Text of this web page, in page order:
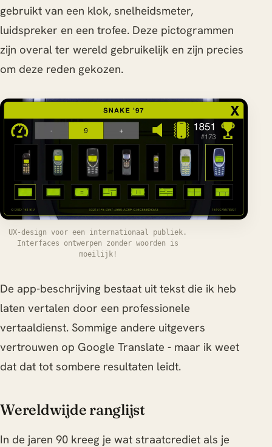
gebruikt van een klok, snelheidsmeter,
luidspreker en een trofee. Deze pictogrammen
zijn overal ter wereld gebruikelijk en zijn precies
om deze reden gekozen.
UX-design voor een internationaal publiek.
Interfaces ontwerpen zonder woorden is
moeilijk!
De app-beschrijving bestaat uit tekst die ik heb
laten vertalen door een professionele
vertaaldienst. Sommige andere uitgevers
vertrouwen op Google Translate - maar ik weet
dat dat tot sombere resultaten leidt.
Wereldwijde ranglijst
In de jaren 90 kreeg je wat straatcrediet als je